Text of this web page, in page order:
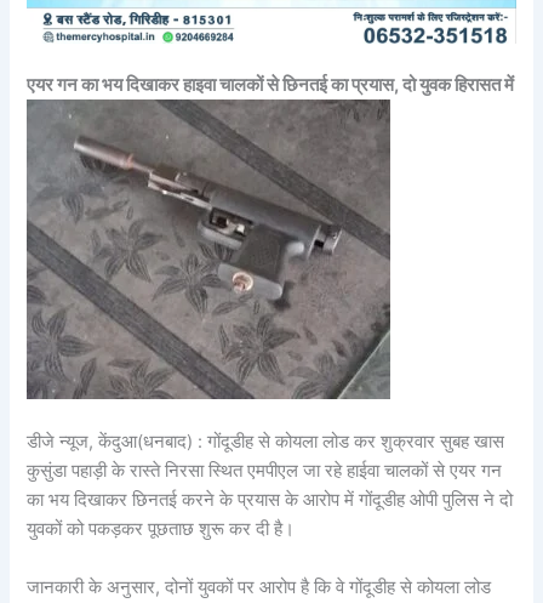
एयर गन का भय दिखाकर हाइवा चालकों से छिनतई का प्रयास, दो युवक हिरासत में
डीजे न्यूज, केंदुआ(धनबाद) : गोंदूडीह से कोयला लोड कर शुक्रवार सुबह खास
कुसुंडा पहाड़ी के रास्ते निरसा स्थित एमपीएल जा रहे हाईवा चालकों से एयर गन
का भय दिखाकर छिनतई करने के प्रयास के आरोप में गोंदूडीह ओपी पुलिस ने दो
युवकों को पकड़कर पूछताछ शुरू कर दी है।
जानकारी के अनुसार, दोनों युवकों पर आरोप है कि वे गोंदूडीह से कोयला लोड